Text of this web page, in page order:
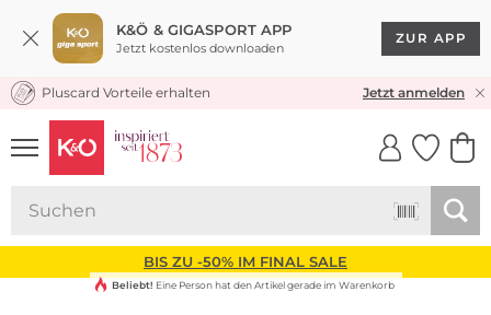
K&Ö & GIGASPORT APP
Jetzt kostenlos downloaden
ZUR APP
KOSTENLOSER VERSAND* & RÜCKVERSAND
Pluscard Vorteile erhalten Jetzt anmelden
UNSERE APP
CLICK &
BIS ZU -50% IM FINAL SALE
Beliebt! Eine Person hat den Artikel gerade im Warenkorb